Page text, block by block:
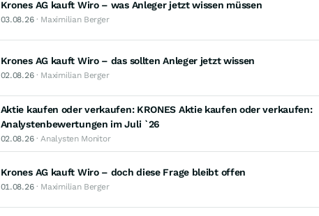
Krones AG kauft Wiro – was Anleger jetzt wissen müssen
03.08.26· Maximilian Berger
Krones AG kauft Wiro – das sollten Anleger jetzt wissen
02.08.26· Maximilian Berger
Aktie kaufen oder verkaufen: KRONES Aktie kaufen oder verkaufen:
Analystenbewertungen im Juli `26
02.08.26· Analysten Monitor
Krones AG kauft Wiro – doch diese Frage bleibt offen
01.08.26· Maximilian Berger